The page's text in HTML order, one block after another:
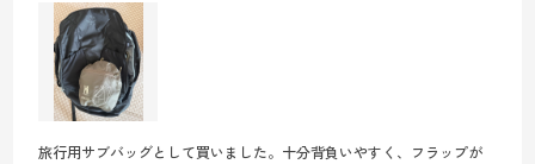
旅行用サブバッグとして買いました。十分背負いやすく、フラップが